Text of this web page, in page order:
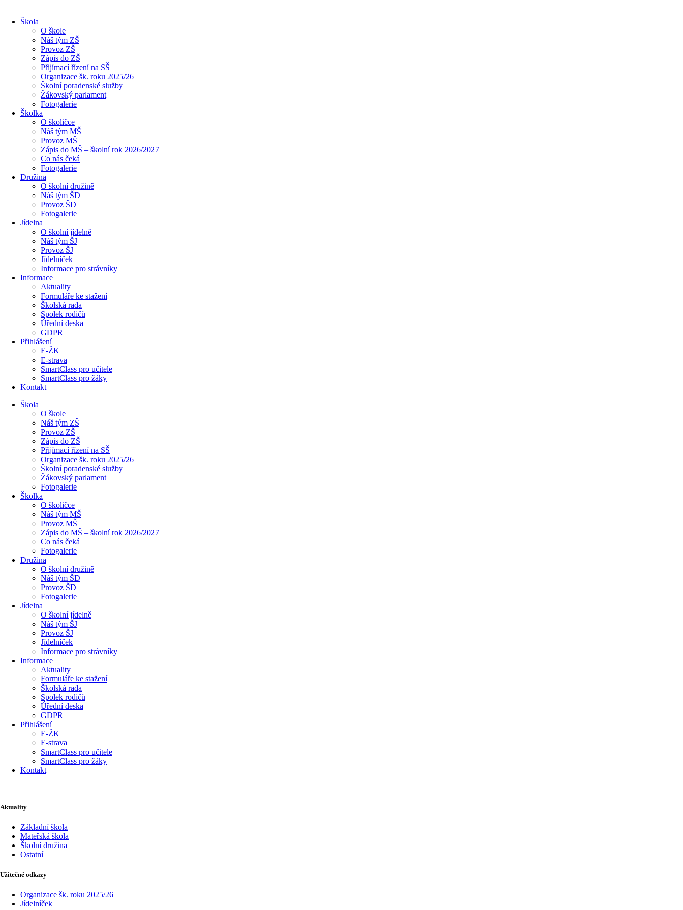
Škola
O škole
Náš tým ZŠ
Provoz ZŠ
Zápis do ZŠ
Přijímací řízení na SŠ
Organizace šk. roku 2025/26
Školní poradenské služby
Žákovský parlament
Fotogalerie
Školka
O školičce
Náš tým MŠ
Provoz MŠ
Zápis do MŠ – školní rok 2026/2027
Co nás čeká
Fotogalerie
Družina
O školní družině
Náš tým ŠD
Provoz ŠD
Fotogalerie
Jídelna
O školní jídelně
Náš tým ŠJ
Provoz ŠJ
Jídelníček
Informace pro strávníky
Informace
Aktuality
Formuláře ke stažení
Školská rada
Spolek rodičů
Úřední deska
GDPR
Přihlášení
E-ŽK
E-strava
SmartClass pro učitele
SmartClass pro žáky
Kontakt
Škola
O škole
Náš tým ZŠ
Provoz ZŠ
Zápis do ZŠ
Přijímací řízení na SŠ
Organizace šk. roku 2025/26
Školní poradenské služby
Žákovský parlament
Fotogalerie
Školka
O školičce
Náš tým MŠ
Provoz MŠ
Zápis do MŠ – školní rok 2026/2027
Co nás čeká
Fotogalerie
Družina
O školní družině
Náš tým ŠD
Provoz ŠD
Fotogalerie
Jídelna
O školní jídelně
Náš tým ŠJ
Provoz ŠJ
Jídelníček
Informace pro strávníky
Informace
Aktuality
Formuláře ke stažení
Školská rada
Spolek rodičů
Úřední deska
GDPR
Přihlášení
E-ŽK
E-strava
SmartClass pro učitele
SmartClass pro žáky
Kontakt
Aktuality
Základní škola
Mateřská škola
Školní družina
Ostatní
Užitečné odkazy
Organizace šk. roku 2025/26
Jídelníček